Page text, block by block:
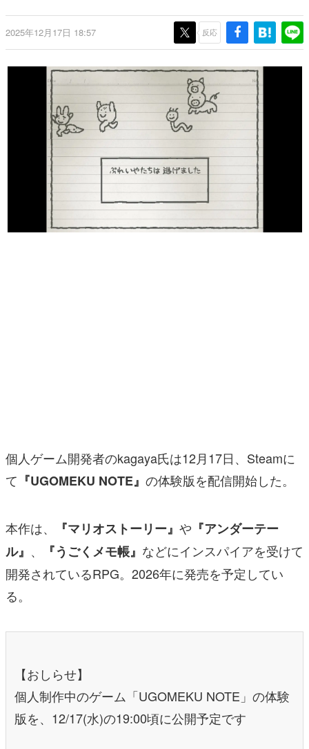
日本のコンテンツ産業やカルチャーに与えた影響を探る企
画です。
日本のモバイルゲーム史における主要なトピック・タイト
ルを網羅するほか、開発者へのインタビューや識者による
解説を掲載。約20年の歴史が一望できる決定版！
若ゲのいたり〜ゲームクリエイターの青春〜
『うつヌケ』『ペンと箸』等で知られるマンガ家・田中圭
一先生によるゲーム業界レポートマンガです。
なんでゲームは面白い？
ゲーム開発者・hamatsu氏がゲームの魅力を画面や操作の
具体的な形から解き明かしていく、硬派で骨太な評論連載
「経験値」「裏技」「ラスボス」… ゲームにまつわる言葉
電ファミニコゲーマーとは？
運営：株式会社マレ
2025年12月17日 18:57 反応
個人ゲーム開発者のkagaya氏は12月17日、Steamに
て 『UGOMEKU NOTE』 の体験版を配信開始した。
本作は、 『マリオストーリー』 や 『アンダーテー
ル』 、 『うごくメモ帳』 などにインスパイアを受けて
開発されているRPG。2026年に発売を予定してい
る。
【おしらせ】
個人制作中のゲーム「UGOMEKU NOTE」の体験
版を、12/17(水)の19:00頃に公開予定です